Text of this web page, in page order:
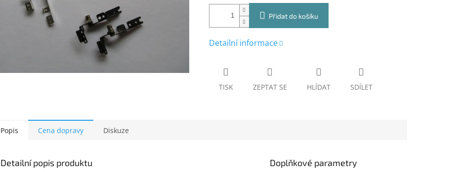
Přidat do košíku
Detailní informace
TISK ZEPTAT SE HLÍDAT SDÍLET
Popis Cena dopravy Diskuze
Detailní popis produktu Doplňkové parametry